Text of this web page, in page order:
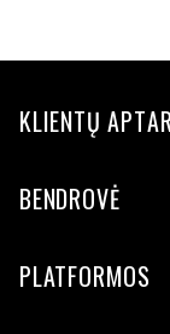
KLIENTŲ
BENDROVĖ
PLATFORMOS